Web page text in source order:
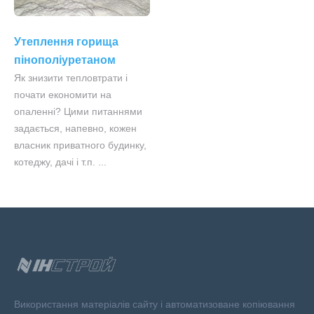
Утеплення горища
пінополіуретаном
Як знизити тепловтрати і
почати економити на
опаленні? Цими питаннями
задається, напевно, кожен
власник приватного будинку,
котеджу, дачі і т.п. ...
Використання матеріалів сайту і автоматизоване копіювання